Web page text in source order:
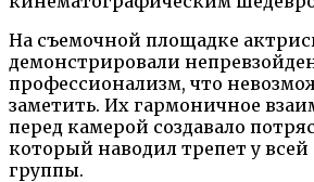
На съемочной площадке
демонстрировали
профессионализм, что
заметить. Их гармоничное
перед камерой создавало
который наводил трепет у
группы.